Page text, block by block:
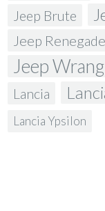
Jeep Brute
Jeep Renegade
Jeep
Lancia
Lancia Ypsilon